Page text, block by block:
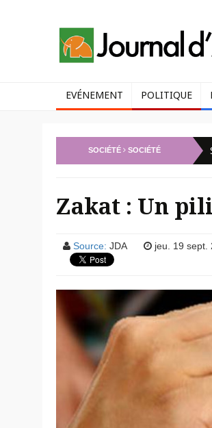
EVÉNEMENT POLITIQUE
SOCIÉTÉ SOCIÉTÉ
Zakat : Un
Source: JDA jeu. 19 sept.